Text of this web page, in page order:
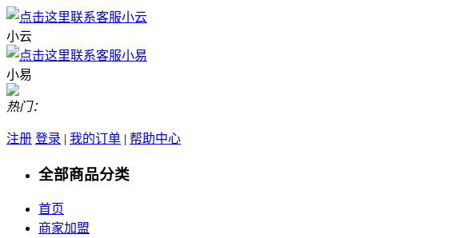
小云
小易
热门：
注册 登录 | 我的订单 | 帮助中心
全部商品分类
首页
商家加盟